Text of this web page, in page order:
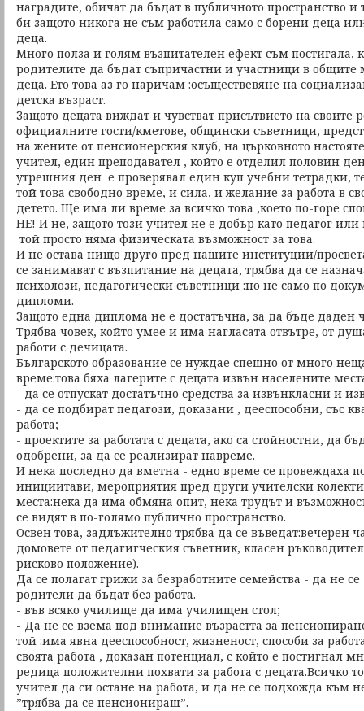
наградите, обичат да бъдат в публичното пространство и
би защото никога не съм работила само с борени деца
деца.
Много полза и голям възпитателен ефект съм постигала,
родителите да бъдат съпричастни и участници в общите
деца. Ето това аз го наричам :осъществевяне на
детска възраст.
Защото децата виждат и чувстват присътвието на своите
официалните гости/кметове, общински съветници,
на жените от пенсионерския клуб, на църковното
учител, един преподавател , който е отделил половин
утрешния ден е проверявал един куп учебни тетрадки,
той това свободно време, и сила, и желание за работа в
детето. Ще има ли време за всичко това ,което по-горе
НЕ! И не, защото този учител не е добър като педагог или
той просто няма физическата възможност за това.
И не остава нищо друго пред нашите институции/
се занимават с възпитание на децата, трябва да се
психолози, педагогически съветници :но не само по
дипломи.
Защото една диплома не е достатъчна, за да бъде даден
Трябва човек, който умее и има нагласата отвътре, от
работи с дечицата.
Българското образование се нуждае спешно от много
време:това бяха лагерите с децата извън населените
- да се отпускат достатъчно средства за извънкласни и
- да се подбират педагози, доказани , дееспособни, със
работа;
- проектите за работата с децата, ако са стойностни, да
одобрени, за да се реализират навреме.
И нека последно да вметна - едно време се провеждаха
инициитави, мероприятия пред други учителски
места:нека да има обмяна опит, нека трудът и
се видят в по-голямо публично пространство.
Освен това, задлъжително трябва да се въведат:вечерен
домовете от педагигческия съветник, класен
рисково положение).
Да се полагат грижи за безработните семейства - да не
родители да бъдат без работа.
- във всяко училище да има училищен стол;
- Да не се взема под внимание възрастта за
той :има явна дееспособност, жизненост, способи за
своята работа , доказан потенциал, с който е постигнал
редица положителни похвати за работа с децата.Всичко
учител да си остане на работа, и да не се подхожда към
”трябва да се пенсионираш”.